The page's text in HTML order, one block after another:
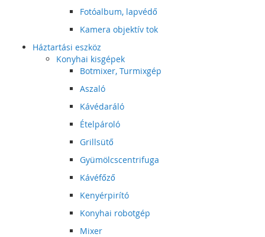
Fotóalbum, lapvédő
Kamera objektív tok
Háztartási eszköz
Konyhai kisgépek
Botmixer, Turmixgép
Aszaló
Kávédaráló
Ételpároló
Grillsütő
Gyümölcscentrifuga
Kávéfőző
Kenyérpirító
Konyhai robotgép
Mixer